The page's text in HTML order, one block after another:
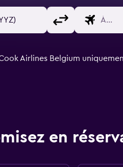
Airlines Belgium
en